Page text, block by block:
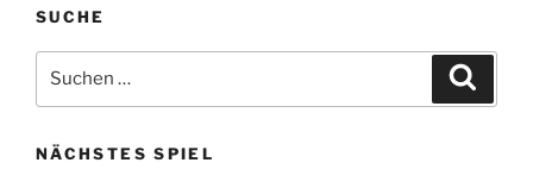
SUCHE
nach:
NÄCHSTES SPIEL